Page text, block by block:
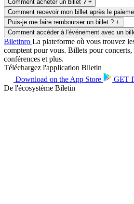
Comment acheter un billet ? +
Comment recevoir mon billet après le
Puis-je me faire rembourser un billet ? +
Comment accéder à l'événement avec un
Biletinro La plateforme où vous trouvez
comptent pour vous. Billets pour concerts,
conférences et plus.
Téléchargez l'application Biletin
Download on the App Store GET
De l'écosystème Biletin